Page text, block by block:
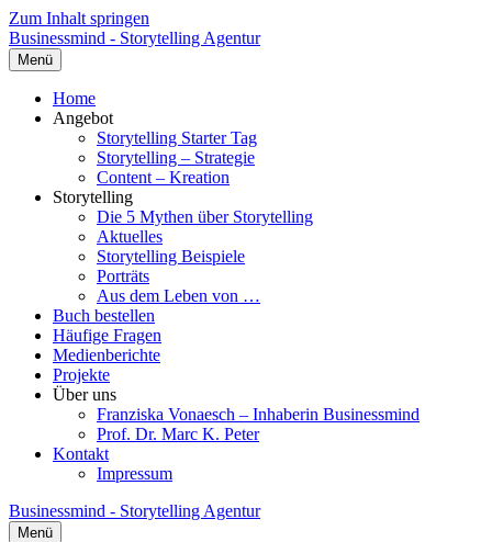
Zum Inhalt springen
Businessmind - Storytelling Agentur
Menü
Home
Angebot
Storytelling Starter Tag
Storytelling – Strategie
Content – Kreation
Storytelling
Die 5 Mythen über Storytelling
Aktuelles
Storytelling Beispiele
Porträts
Aus dem Leben von …
Buch bestellen
Häufige Fragen
Medienberichte
Projekte
Über uns
Franziska Vonaesch – Inhaberin Businessmind
Prof. Dr. Marc K. Peter
Kontakt
Impressum
Businessmind - Storytelling Agentur
Menü